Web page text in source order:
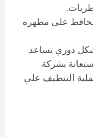
يحافظ على مظهره
دوري يساعد
بشركة
التنظيف علي